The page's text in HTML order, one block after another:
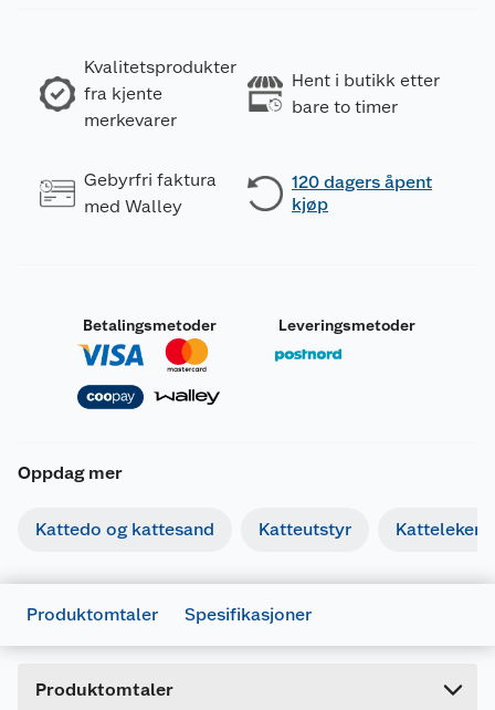
Kvalitetsprodukter
fra kjente
merkevarer
Hent i butikk etter
bare to timer
Gebyrfri faktura
med Walley
120 dagers åpent
kjøp
Betalingsmetoder Leveringsmetoder
Oppdag mer
Kattedo og kattesand Katteutstyr Katteleker
Produktomtaler Spesifikasjoner
Produktomtaler
Generelt